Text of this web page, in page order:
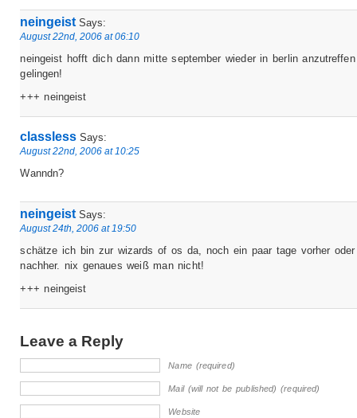
neingeist Says:
August 22nd, 2006 at 06:10
neingeist hofft dich dann mitte september wieder in berlin
gelingen!
+++ neingeist
classless Says:
August 22nd, 2006 at 10:25
Wanndn?
neingeist Says:
August 24th, 2006 at 19:50
schätze ich bin zur wizards of os da, noch ein paar tage vorher oder
nachher. nix genaues weiß man nicht!
+++ neingeist
Leave a Reply
Name (required)
Mail (will not be published) (required)
Website